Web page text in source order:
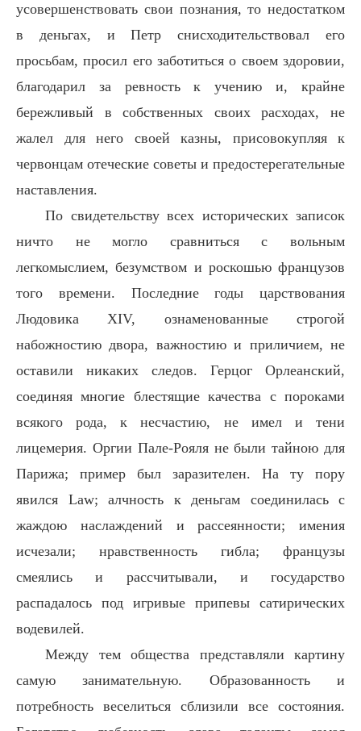
усовершенствовать свои познания, то недостатком
в деньгах, и Петр снисходительствовал его
просьбам, просил его заботиться о своем здоровии,
благодарил за ревность к учению и, крайне
бережливый в собственных своих расходах, не
жалел для него своей казны, присовокупляя к
червонцам отеческие советы и предостерегательные
наставления.
По свидетельству всех исторических записок
ничто не могло сравниться с вольным
легкомыслием, безумством и роскошью французов
того времени. Последние годы царствования
Людовика XIV, ознаменованные строгой
набожностию двора, важностию и приличием, не
оставили никаких следов. Герцог Орлеанский,
соединяя многие блестящие качества с пороками
всякого рода, к несчастию, не имел и тени
лицемерия. Оргии Пале-Рояля не были тайною для
Парижа; пример был заразителен. На ту пору
явился Law; алчность к деньгам соединилась с
жаждою наслаждений и рассеянности; имения
исчезали; нравственность гибла; французы
смеялись и рассчитывали, и государство
распадалось под игривые припевы сатирических
водевилей.
Между тем общества представляли картину
самую занимательную. Образованность и
потребность веселиться сблизили все состояния.